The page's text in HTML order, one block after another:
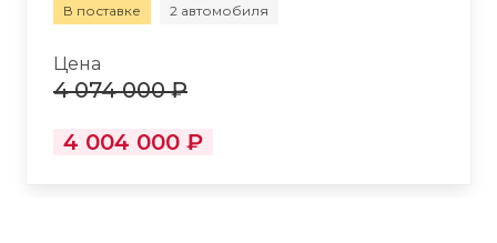
В поставке 2 автомобиля
Цена
4 074 000 ₽
4 004 000 ₽